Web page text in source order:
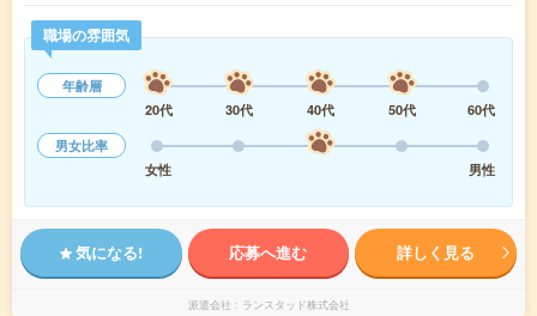
職場の雰囲気
年齢層
20代
30代 40代 50代
60代
男女比率
女性
男性
気になる! 応募へ進む 詳しく見る
派遣会社 ランスタッド株式会社